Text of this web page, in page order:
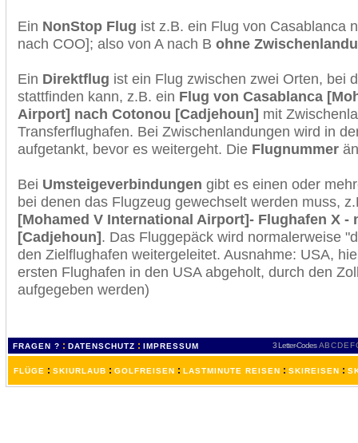
Ein NonStop Flug ist z.B. ein Flug von Casablanca
nach COO]; also von A nach B ohne
Ein Direktflug ist ein Flug zwischen zwei Orten, bei
stattfinden kann, z.B. ein Flug von Casablanca
Airport] nach Cotonou [Cadjehoun] mit
Transferflughafen. Bei Zwischenlandungen wird in
aufgetankt, bevor es weitergeht. Die Flugnummer
Bei Umsteigeverbindungen gibt es einen oder
bei denen das Flugzeug gewechselt werden muss,
[Mohamed V International Airport]- Flughafen X -
[Cadjehoun]. Das Fluggepäck wird normalerweise
den Zielflughafen weitergeleitet. Ausnahme: USA,
ersten Flughafen in den USA abgeholt, durch den
aufgegeben werden)
FRAGEN ? : DATENSCHUTZ : IMPRESSUM 3 Letter-Codes ABCDEF
FLÜGE : SKIURLAUB : GOLFREISEN : LASTMINUTE REISEN : SKIREISEN :